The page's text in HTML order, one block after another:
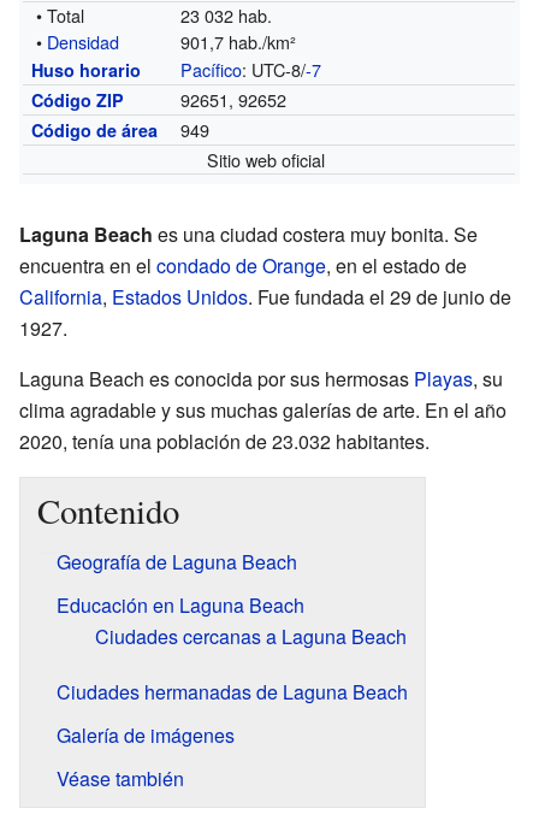
• Total
23 032 hab.
• Densidad 901,7 hab./km²
Huso horario Pacífico: UTC-8/-7
Código ZIP 92651, 92652
Código de área
949
Sitio web oficial
Laguna Beach es una ciudad costera muy bonita. Se
encuentra en el condado de Orange, en el estado de
California, Estados Unidos. Fue fundada el 29 de junio de
1927.
Laguna Beach es conocida por sus hermosas Playas, su
clima agradable y sus muchas galerías de arte. En el año
2020, tenía una población de 23.032 habitantes.
Contenido
Geografía de Laguna Beach
Educación en Laguna Beach
Ciudades cercanas a Laguna Beach
Ciudades hermanadas de Laguna Beach
Galería de imágenes
Véase también